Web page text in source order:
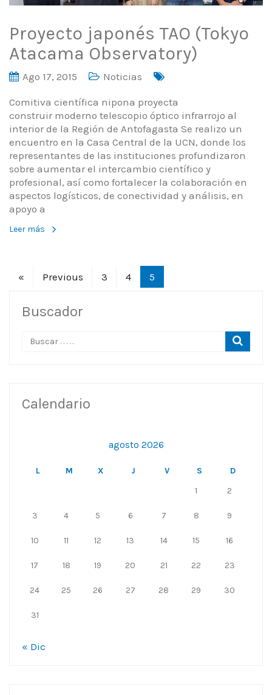
Proyecto japonés TAO (Tokyo
Atacama Observatory)
Ago 17, 2015 Noticias
Comitiva científica nipona proyecta
construir moderno telescopio óptico infrarrojo al
interior de la Región de Antofagasta Se realizo un
encuentro en la Casa Central de la UCN, donde los
representantes de las instituciones profundizaron
sobre aumentar el intercambio científico y
profesional, así como fortalecer la colaboración en
aspectos logísticos, de conectividad y análisis, en
apoyo a
Leer más
« Previous 3 4 5
Buscador
Calendario
agosto 2026
L M X J V S
D
1
2
3 4 5 6 7 8 9
10 11 12 13 14 15 16
17 18 19 20 21 22 23
24 25 26 27 28 29 30
31
« Dic